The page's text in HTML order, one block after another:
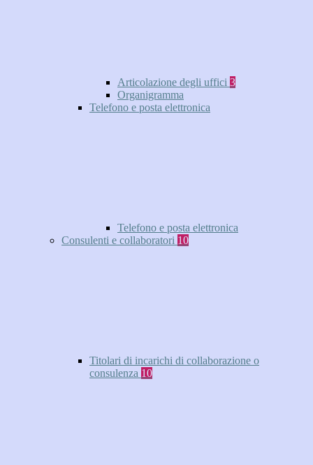
Articolazione degli uffici 3
Organigramma
Telefono e posta elettronica
Telefono e posta elettronica
Consulenti e collaboratori 10
Titolari di incarichi di collaborazione o
consulenza 10